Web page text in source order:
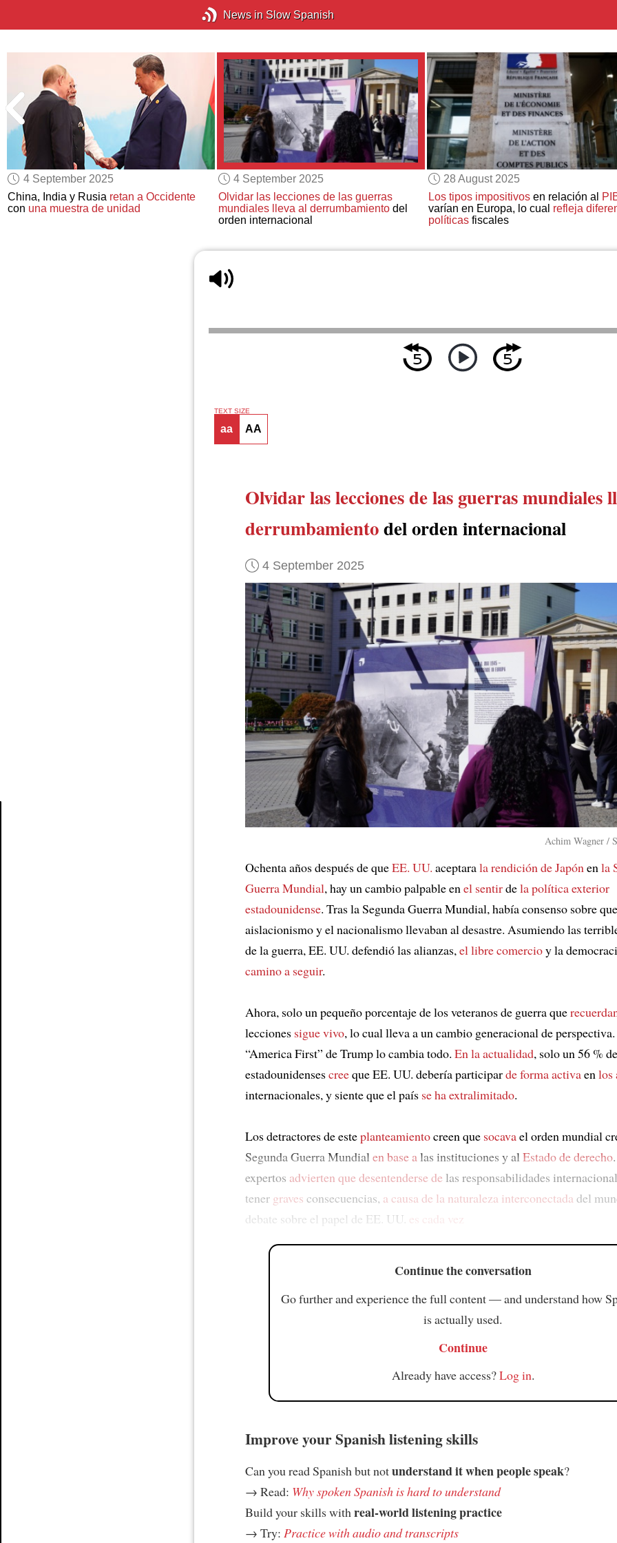
News in Slow Spanish
4 September 2025
China, India y Rusia retan a Occidente
con una muestra de unidad
4 September 2025
Olvidar las lecciones de las guerras
mundiales lleva al derrumbamientodel
orden internacional
28 August 2025
Los tipos impositivosen relación al
varían en Europa, lo cual refleja
políticasfiscales
TEXT SIZE
aa AA
Olvidar las lecciones de las guerras mundiales
derrumbamientodel orden internacional
4 September 2025
Achim Wagner /
Ochenta años después de queEE. UU. aceptarala rendición de Japónenla
Guerra Mundial, hay un cambio palpable enel sentirdela política exterior
estadounidense. Tras la Segunda Guerra Mundial, había consenso sobre
aislacionismo y el nacionalismo llevaban al desastre. Asumiendo las
de la guerra, EE. UU. defendió las alianzas,el libre comercioy la
camino a seguir.
Ahora, solo un pequeño porcentaje de los veteranos de guerra que
lecciones sigue vivo, lo cual lleva a un cambio generacional de perspectiva.
“America First” de Trump lo cambia todo. En la actualidad, solo un 56 %
estadounidensescreeque EE. UU. debería participarde forma activaenlos
internacionales, y siente que el país se ha extralimitado.
Los detractores de esteplanteamientocreen que socavael orden mundial
Segunda Guerra Mundial en base alas instituciones y al Estado de derecho
expertos advierten que desentenderse de las responsabilidades
tener graves consecuencias, a causa de la naturaleza interconectada del
debate sobre el papel de EE. UU. es cada vez
Continue the conversation
Go further and experience the full content — and understand how
is actually used.
Continue
Already have access?Log in.
Improve your Spanish listening skills
Can you read Spanish but notunderstand it when people speak?
→ Read: Why spoken Spanish is hard to understand
Build your skills with real-world listening practice
→ Try: Practice with audio and transcripts